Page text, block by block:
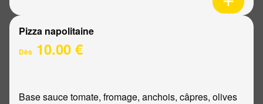
Pizza napolitaine
Dès 10.00 €
Base sauce tomate, fromage, anchois, câpres, olives